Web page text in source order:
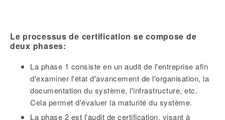
Le processus de certification se compose de
deux phases:
La phase 1 consiste en un audit de l'entreprise afin
d'examiner l'état d'avancement de l'organisation, la
documentation du système, l'infrastructure, etc.
Cela permet d'évaluer la maturité du système.
La phase 2 est l'audit de certification, visant à